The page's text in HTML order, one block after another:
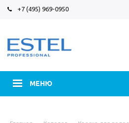
+7 (495) 969-0950
МЕНЮ